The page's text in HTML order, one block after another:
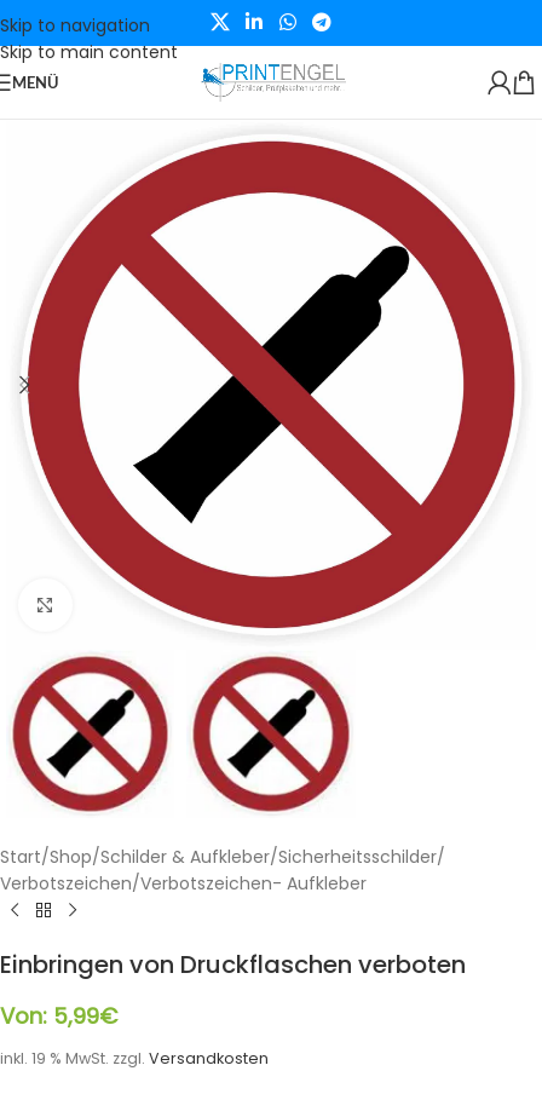
Skip to navigation
Skip to main content
MENÜ
Klicken zum Vergrößern
Start/Shop/Schilder & Aufkleber/Sicherheitsschilder/
Verbotszeichen/Verbotszeichen- Aufkleber
Einbringen von Druckflaschen verboten
Von: 5,99€
inkl. 19 % MwSt. zzgl. Versandkosten